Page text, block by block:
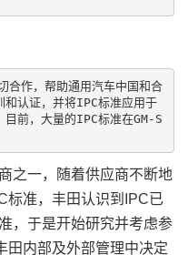
合作，帮助通用汽车中国和合
和认证，并将IPC标准应用于
前，大量的IPC标准在GM-S
之一，随着供应商不断地
标准，丰田认识到IPC已
，于是开始研究并考虑参
田内部及外部管理中决定